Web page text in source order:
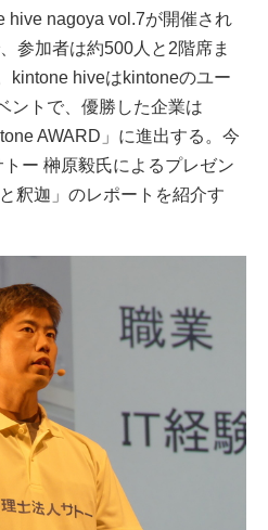
nagoya vol.7が開催され
参加者は約500人と2階席ま
kintone hiveはkintoneのユー
ントで、優勝した企業は
AWARD」に進出する。今
ー 榊原毅氏によるプレゼン
釈迦」のレポートを紹介す